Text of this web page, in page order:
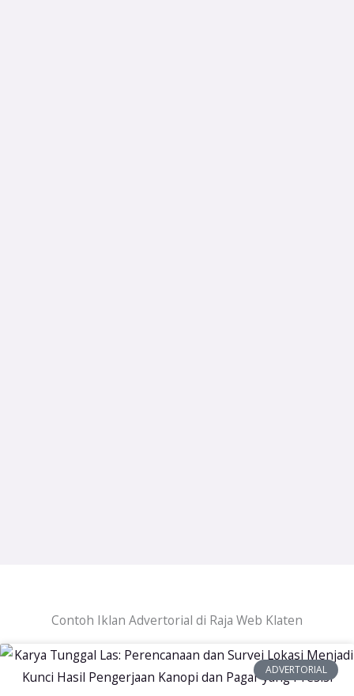
Contoh Iklan Advertorial di Raja Web Klaten
ADVERTORIAL